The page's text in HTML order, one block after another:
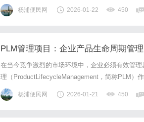
荣誉，深刻体现了公司积极响应国家政策和监管
续性以及对数据安全的保障，积极践行“金融为民”
杨浦便民网 2026-01-22 450
PLM管理项目：企业产品生命周期管
在当今竞争激烈的市场环境中，企业必须有效管
理（ProductLifecycleManagement，简称PLM）
发、生产、销售及售后服务等各个环节优化流程
性、实施策略以及常见挑战，帮助企业更好地理解
杨浦便民网 2026-01-21 450